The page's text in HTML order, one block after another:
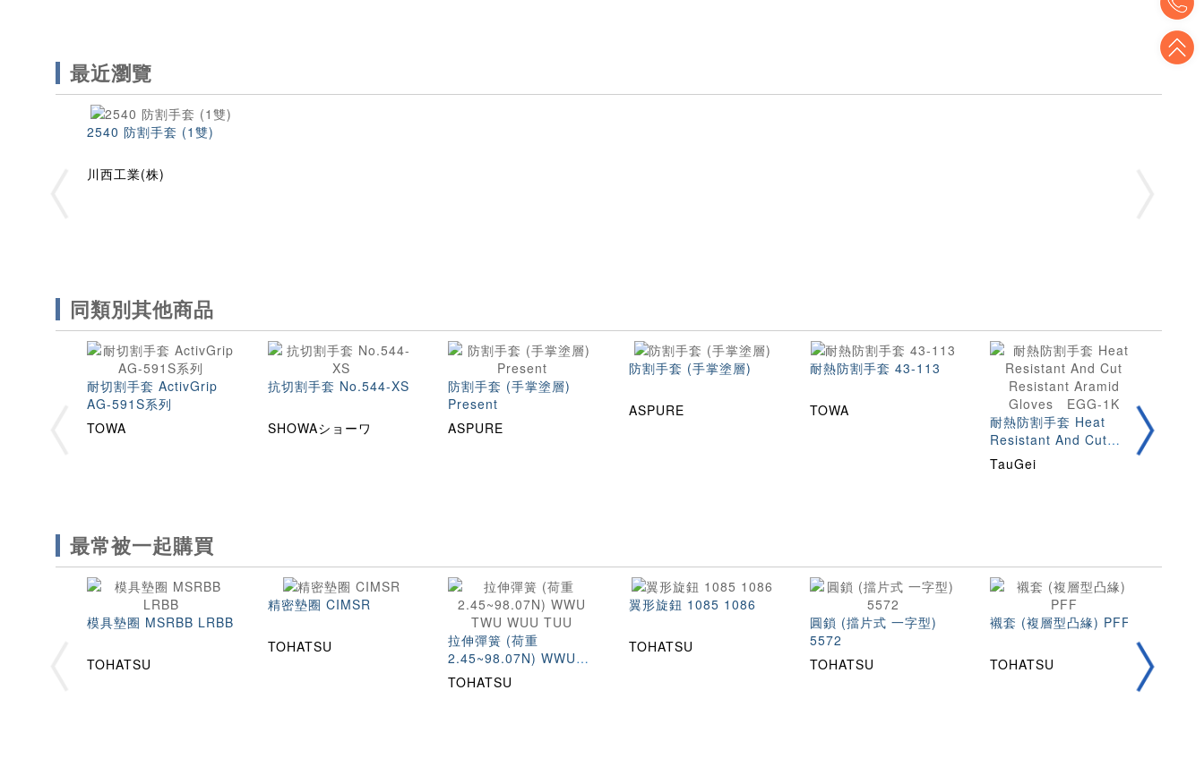
最近瀏覽
2540 防割手套 (1雙)
川西工業(株)
同類別其他商品
耐切割手套 ActivGrip
AG-591S系列
TOWA
抗切割手套 No.544-XS
SHOWAショーワ
防割手套 (手掌塗層)
Present
ASPURE
防割手套 (手掌塗層)
ASPURE
耐熱防割手套 43-113
TOWA
耐熱防割手套 Heat
Resistant And Cut
Resistant Aramid
TauGei
最常被一起購買
模具墊圈 MSRBB LRBB
TOHATSU
精密墊圈 CIMSR
TOHATSU
拉伸彈簧 (荷重
2.45~98.07N) WWU
TWU WUU TUU
TOHATSU
翼形旋鈕 1085 1086
TOHATSU
圓鎖 (擋片式 一字型)
5572
TOHATSU
襯套 (複層型凸緣) PFF
TOHATSU